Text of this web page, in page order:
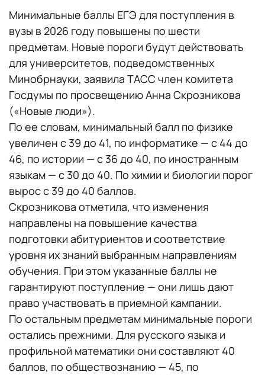
Минимальные баллы ЕГЭ для поступления в
вузы в 2026 году повышены по шести
предметам. Новые пороги будут действовать
для университетов, подведомственных
Минобрнауки, заявила ТАСС член комитета
Госдумы по просвещению Анна Скрозникова
(«Новые люди»).
По ее словам, минимальный балл по физике
увеличен с 39 до 41, по информатике — с 44 до
46, по истории — с 36 до 40, по иностранным
языкам — с 30 до 40. По химии и биологии порог
вырос с 39 до 40 баллов.
Скрозникова отметила, что изменения
направлены на повышение качества
подготовки абитуриентов и соответствие
уровня их знаний выбранным направлениям
обучения. При этом указанные баллы не
гарантируют поступление — они лишь дают
право участвовать в приемной кампании.
По остальным предметам минимальные пороги
остались прежними. Для русского языка и
профильной математики они составляют 40
баллов, по обществознанию — 45, по